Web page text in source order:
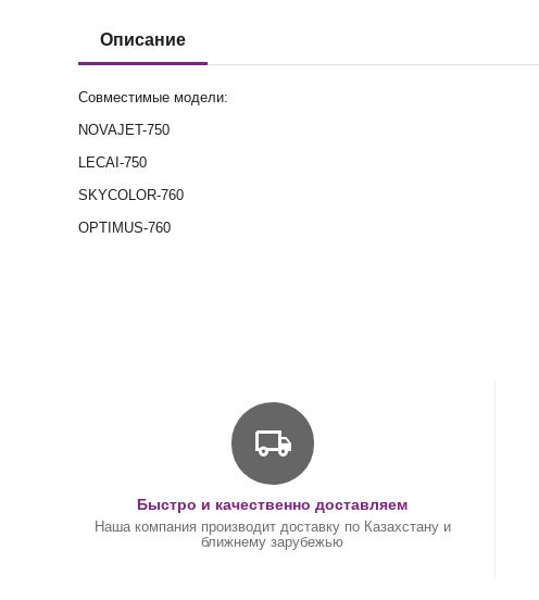
Описание
Совместимые модели:
NOVAJET-750
LECAI-750
SKYCOLOR-760
OPTIMUS-760
Быстро и качественно доставляем
Наша компания производит доставку по Казахстану и
ближнему зарубежью